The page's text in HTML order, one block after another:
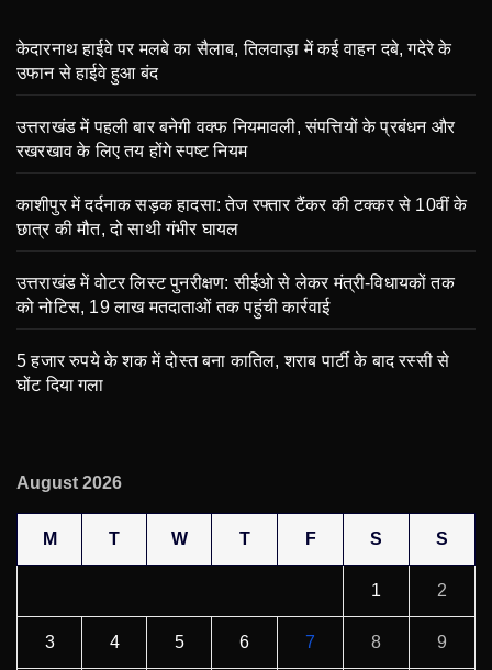
केदारनाथ हाईवे पर मलबे का सैलाब, तिलवाड़ा में कई वाहन दबे, गदेरे के
उफान से हाईवे हुआ बंद
उत्तराखंड में पहली बार बनेगी वक्फ नियमावली, संपत्तियों के प्रबंधन और
रखरखाव के लिए तय होंगे स्पष्ट नियम
काशीपुर में दर्दनाक सड़क हादसा: तेज रफ्तार टैंकर की टक्कर से 10वीं के
छात्र की मौत, दो साथी गंभीर घायल
उत्तराखंड में वोटर लिस्ट पुनरीक्षण: सीईओ से लेकर मंत्री-विधायकों तक
को नोटिस, 19 लाख मतदाताओं तक पहुंची कार्रवाई
5 हजार रुपये के शक में दोस्त बना कातिल, शराब पार्टी के बाद रस्सी से
घोंट दिया गला
August 2026
M T W T F S S
1 2
3 4 5 6 7 8 9